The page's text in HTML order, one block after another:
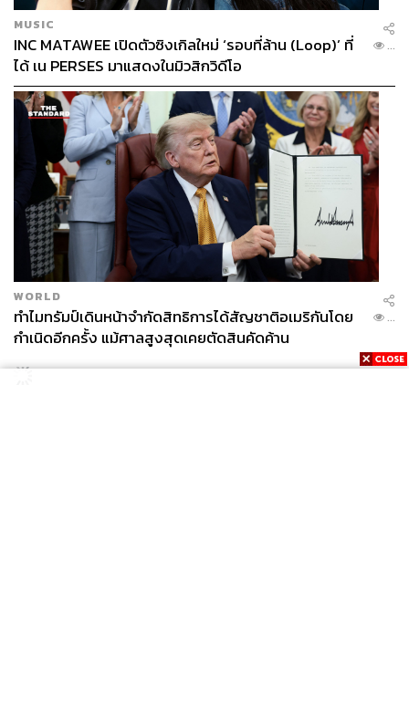
MUSIC
INC MATAWEE เปิดตัวซิงเกิลใหม่ ‘รอบที่ล้าน (Loop)’ ที่
ได้ เน PERSES มาแสดงในมิวสิกวิดีโอ
...
WORLD
ทำไมทรัมป์เดินหน้าจำกัดสิทธิการได้สัญชาติอเมริกันโดย
กำเนิดอีกครั้ง แม้ศาลสูงสุดเคยตัดสินคัดค้าน
...